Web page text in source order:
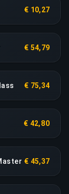
€ 10,27
€ 54,79
€ 75,34
€ 42,80
€ 45,37